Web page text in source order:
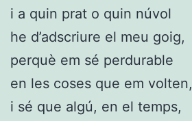
i a quin prat o quin núvol
he d’adscriure el meu goig,
perquè em sé perdurable
en les coses que em volten,
i sé que algú, en el temps,